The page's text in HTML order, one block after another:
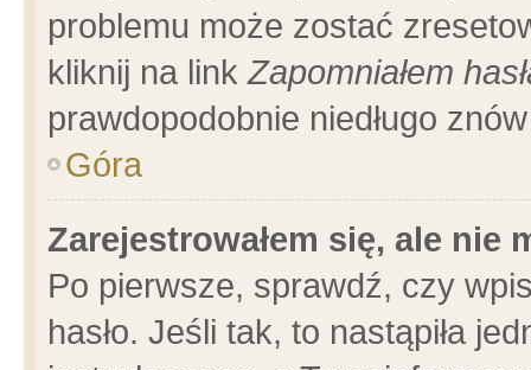
problemu może zostać
kliknij na linkZapomniałem
prawdopodobnie niedługo
Góra
Zarejestrowałem się, ale nie
Po pierwsze, sprawdź, czy
hasło. Jeśli tak, to nastąpiła